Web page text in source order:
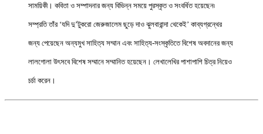
সাময়িকী। কবিতা ও সম্পাদনার জন্য বিভিন্ন সময়ে পুরস্কৃত ও সংবর্ধিত হয়েছেন৷
সম্প্রতি তাঁর ‘যদি দু’টুকরো জেরুজালেম ছুড়ে দাও ঝুলবারান্দা থেকেই’ কাব্যগ্রন্থের
জন্য পেয়েছেন অন্যমুখ সাহিত্য সম্মান এবং সাহিত্য-সংস্কৃতিতে বিশেষ অবদানের জন্য
লালগোলা উৎসবে বিশেষ সম্মানে সম্মানিত হয়েছেন। লেখালেখির পাশাপাশি চিত্র নিয়েও
চর্চা করেন।